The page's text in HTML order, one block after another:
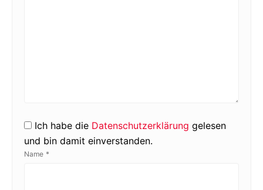
Ich habe die Datenschutzerklärung gelesen
und bin damit einverstanden.
Name *